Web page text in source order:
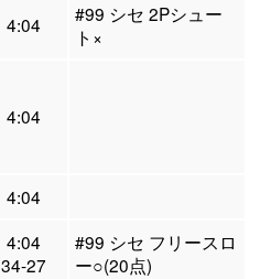
4:04
#99 シセ 2Pシュー
ト×
4:04
4:04
4:04
34-27
#99 シセ フリースロ
ー○(20点)